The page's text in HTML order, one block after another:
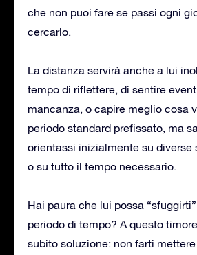
che non puoi fare se passi ogni
cercarlo.
La distanza servirà anche a lui
tempo di riflettere, di sentire
mancanza, o capire meglio cosa
periodo standard prefissato, ma
orientassi inizialmente su diverse
o su tutto il tempo necessario.
Hai paura che lui possa
periodo di tempo? A questo
subito soluzione: non farti